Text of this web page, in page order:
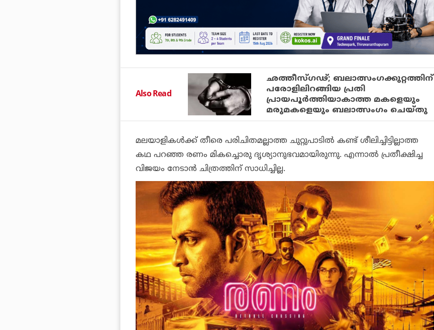
Also Read
ഛത്തീസ്ഗഢ്; ബലാത്സംഗക്കുറ്റത്തിന്
പരോളിലിറങ്ങിയ പ്രതി
പ്രായപൂർത്തിയാകാത്ത മകളെയും
മരുമകളെയും ബലാത്സംഗം ചെയ്തു
മലയാളികള്‍ക്ക് തീരെ പരിചിതമല്ലാത്ത ചുറ്റുപാടില്‍ കണ്ട് ശീലിച്ചിട്ടില്ലാത്ത
കഥ പറഞ്ഞ രണം മികച്ചൊരു ദൃശ്യാനുഭവമായിരുന്നു. എന്നാല്‍ പ്രതീക്ഷിച്ച
വിജയം നേടാന്‍ ചിത്രത്തിന് സാധിച്ചില്ല.